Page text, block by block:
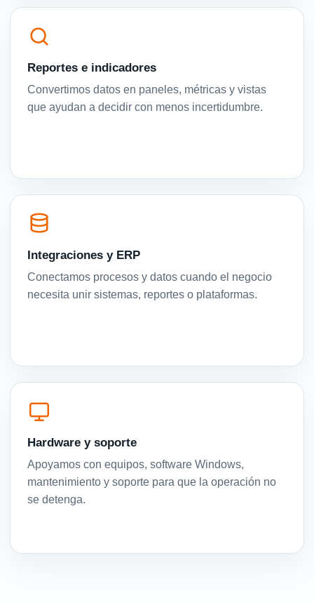
Reportes e indicadores
Convertimos datos en paneles, métricas y vistas
que ayudan a decidir con menos incertidumbre.
Integraciones y ERP
Conectamos procesos y datos cuando el negocio
necesita unir sistemas, reportes o plataformas.
Hardware y soporte
Apoyamos con equipos, software Windows,
mantenimiento y soporte para que la operación no
se detenga.